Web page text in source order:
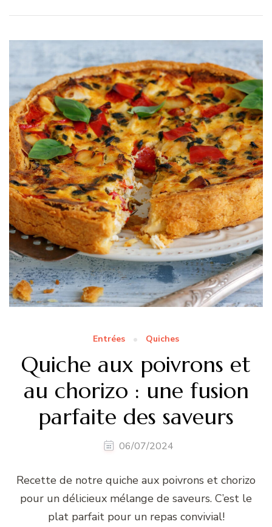
Entrées Quiches
Quiche aux poivrons et
au chorizo : une fusion
parfaite des saveurs
06/07/2024
Recette de notre quiche aux poivrons et chorizo
pour un délicieux mélange de saveurs. C’est le
plat parfait pour un repas convivial!